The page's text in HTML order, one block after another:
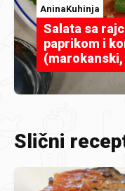
AninaKuhinja
Salata sa
paprikom i
Slični